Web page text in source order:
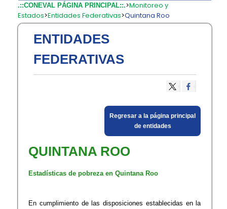
.::CONEVAL PÁGINA PRINCIPAL::.>Monitoreo y
Estados>Entidades Federativas>Quintana Roo
ENTIDADES
FEDERATIVAS
​Regresar a la página principal
de entidades​
QUINTANA ROO
Estadísticas de pobreza en Quintana Roo
En cumplimiento de las disposiciones establecidas en la